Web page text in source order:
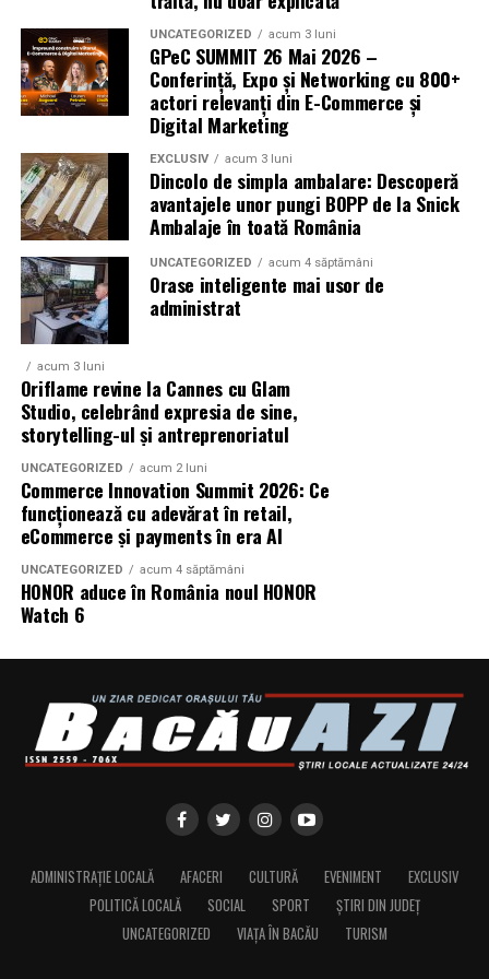
vizitațiwww.adata.com.
ARTICOLE PE ACEIASI TEMA:
URMATORUL
TikTok și FIFA încheie în premieră un acord de
„Platformă Preferată” pentru a extinde accesul la Cupa
Mondială FIFA 2026™
NU RATATI
Samsung numără zilele până la Milano Cortina 2026,
prezentând noua echipă Team Samsung Galaxy
parteneri care contribuie la experienta editiei
aniversare: glo™, ING, Peroni Nastro Azzurro, Ursus,
Bacardi, Martini, Jagermeister, Jack Daniel’s, Mega
Image, Pepsi, Fashion Days, alpro, Transalpina, vitamin
aqua, Lay’s, e-on, Academia de Studii Economice din
Bucuresti, FABIZ, Bucharest Business School, biciclop,
syoss, InterContinental Athénée Palace, Secom.
Abonamentele sunt disponibile pe summerwell.ro la
pretul de 513 lei. De asemenea, pot fi achizitionate
bilete de o zi la pretul de 351 lei pentru vineri si
sambata, respectiv 426.6 lei pentru duminica.
UNCATEGORIZED acum 3 luni
GPeC SUMMIT 26 Mai 2026 –
Conferință, Expo și Networking cu 800+
actori relevanți din E-Commerce și
Digital Marketing
EXCLUSIV acum 3 luni
Dincolo de simpla ambalare: Descoperă
avantajele unor pungi BOPP de la Snick
Ambalaje în toată România
UNCATEGORIZED acum 4 săptămâni
Orase inteligente mai usor de
administrat
acum 3 luni
Oriflame revine la Cannes cu Glam
Studio, celebrând expresia de sine,
storytelling-ul și antreprenoriatul
UNCATEGORIZED acum 2 luni
Commerce Innovation Summit 2026: Ce
funcționează cu adevărat în retail,
eCommerce și payments în era AI
UNCATEGORIZED acum 4 săptămâni
HONOR aduce în România noul HONOR
Watch 6
ADMINISTRAȚIE LOCALĂ AFACERI CULTURĂ EVENIMENT
EXCLUSIV
POLITICĂ LOCALĂ
SOCIAL SPORT
ȘTIRI DIN JUDEȚ
UNCATEGORIZED
VIAȚA ÎN BACĂU TURISM